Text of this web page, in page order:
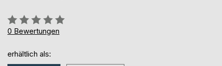
Bewertung::
0%
0 Bewertungen
erhältlich als: